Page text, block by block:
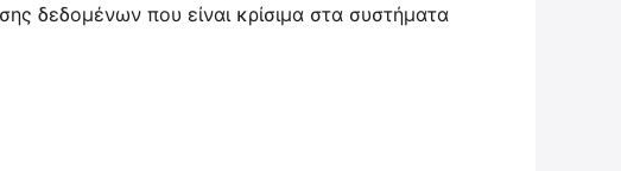
δεδομένων που είναι κρίσιμα στα συστήματα